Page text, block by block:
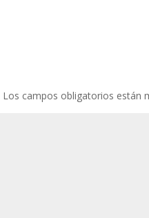
Los campos obligatorios están